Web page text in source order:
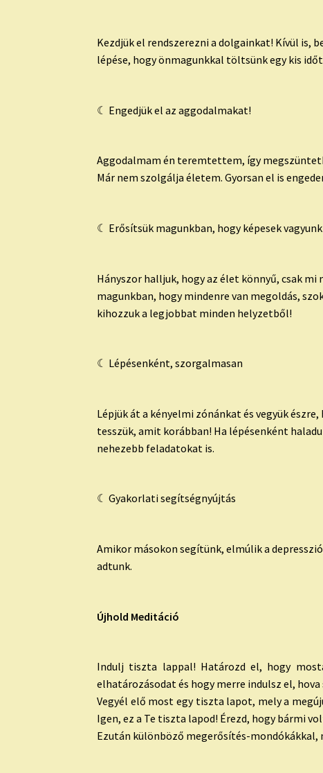
Kezdjük el rendszerezni a dolgainkat! Kívül is,
lépése, hogy önmagunkkal töltsünk egy kis
☾ Engedjük el az aggodalmakat!
Aggodalmam én teremtettem, így
Már nem szolgálja életem. Gyorsan el is
☾ Erősítsük magunkban, hogy képesek
Hányszor halljuk, hogy az élet könnyű, csak
magunkban, hogy mindenre van megoldás,
kihozzuk a legjobbat minden helyzetből!
☾ Lépésenként, szorgalmasan
Lépjük át a kényelmi zónánkat és vegyük
tesszük, amit korábban! Ha lépésenként
nehezebb feladatokat is.
☾ Gyakorlati segítségnyújtás
Amikor másokon segítünk, elmúlik a
adtunk.
Újhold Meditáció
Indulj tiszta lappal! Határozd el, hogy
elhatározásodat és hogy merre indulsz el,
Vegyél elő most egy tiszta lapot, mely a
Igen, ez a Te tiszta lapod! Érezd, hogy bármi
Ezután különböző megerősítés-